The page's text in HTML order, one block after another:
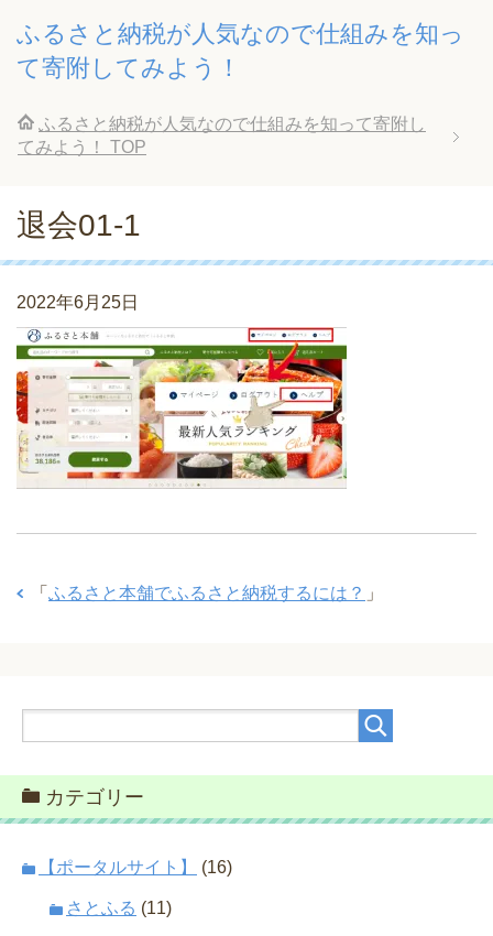
ふるさと納税が人気なので仕組みを知っ
て寄附してみよう！
ふるさと納税が人気なので仕組みを知って寄附し
てみよう！
TOP
退会01-1
2022年6月25日
「 ふるさと本舗でふるさと納税するには？ 」
カテゴリー
【ポータルサイト】 (16)
さとふる (11)